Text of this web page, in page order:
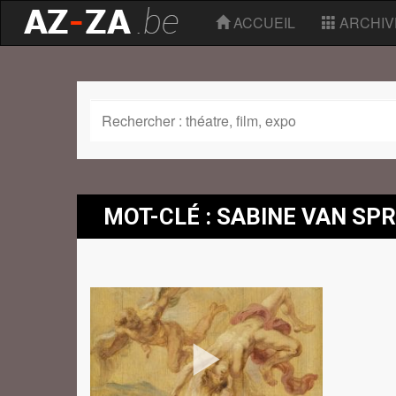
ACCUEIL
MOT-CLÉ : SABINE VAN